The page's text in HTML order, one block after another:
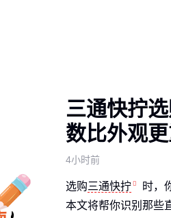
三通快拧
数比外观
4小时前
选购三通快拧
时，
本文将帮你识别那些